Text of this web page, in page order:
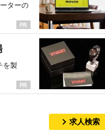
ターの
を製
求人検索